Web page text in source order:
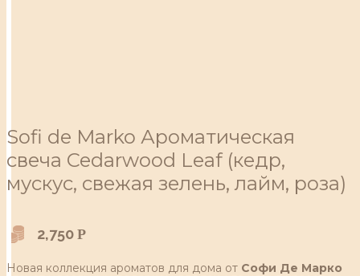
Sofi de Marko Ароматическая
свеча Cedarwood Leaf (кедр,
мускус, свежая зелень, лайм, роза)
2,750 Р
Новая коллекция ароматов для дома от Софи Де Марко